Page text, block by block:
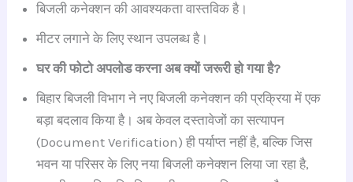
बिजली कनेक्शन की आवश्यकता वास्तविक है।
मीटर लगाने के लिए स्थान उपलब्ध है।
घर की फोटो अपलोड करना अब क्यों जरूरी हो गया है?
बिहार बिजली विभाग ने नए बिजली कनेक्शन की प्रक्रिया में एक
बड़ा बदलाव किया है। अब केवल दस्तावेजों का सत्यापन
(Document Verification) ही पर्याप्त नहीं है, बल्कि जिस
भवन या परिसर के लिए नया बिजली कनेक्शन लिया जा रहा है,